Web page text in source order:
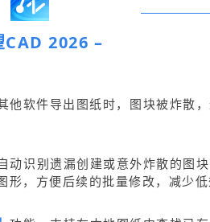
CAD 2026 –
他软件导出图纸时，图块被炸散
动识别遗漏创建或意外炸散的图
形，方便后续的批量修改，减少